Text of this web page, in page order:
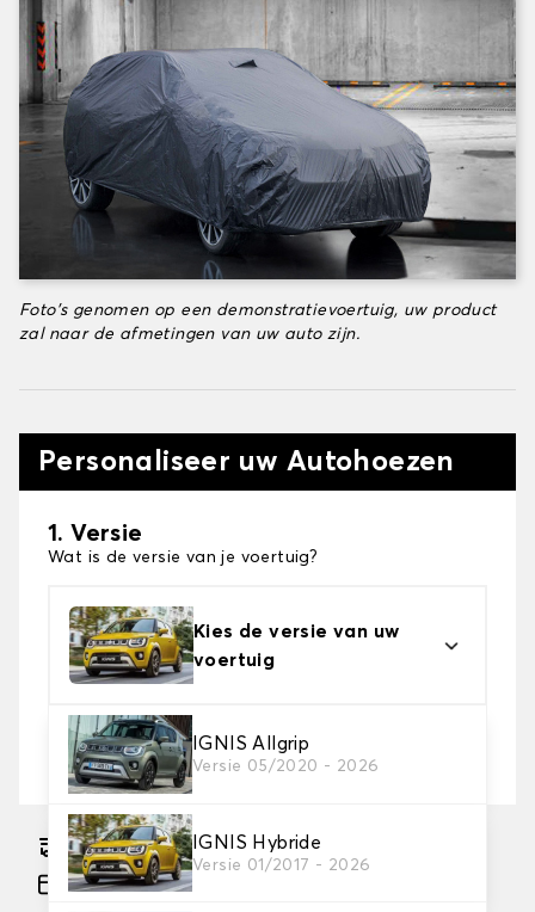
Foto's genomen op een demonstratievoertuig, uw product
zal naar de afmetingen van uw auto zijn.
Personaliseer uw Autohoezen
1. Versie
Wat is de versie van je voertuig?
Kies de versie van uw
voertuig
IGNIS Allgrip
Versie 05/2020 - 2026
IGNIS Hybride
Versie 01/2017 - 2026
2. Beschermingsniveau
Kies de juiste beschermhoes voor uw behoeftes
Geschatte gratis levering naar 17-08-2026
Betaling in 3x gratis, vanaf €60 aankoop.